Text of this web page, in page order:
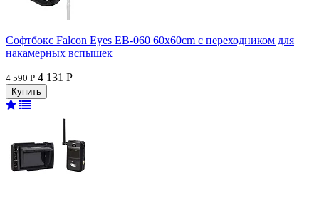
Софтбокс Falcon Eyes EB-060 60x60cm с переходником для
накамерных вспышек
4 590 Р 4 131 Р